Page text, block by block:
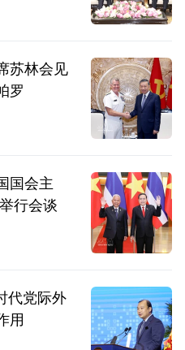
苏林会见
罗
国会主
行会谈
代党际外
用